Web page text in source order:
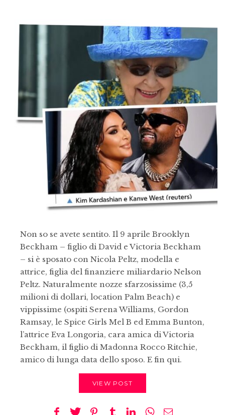
Non so se avete sentito. Il 9 aprile Brooklyn
Beckham – figlio di David e Victoria Beckham
– si è sposato con Nicola Peltz, modella e
attrice, figlia del finanziere miliardario Nelson
Peltz. Naturalmente nozze sfarzosissime (3,5
milioni di dollari, location Palm Beach) e
vippissime (ospiti Serena Williams, Gordon
Ramsay, le Spice Girls Mel B ed Emma Bunton,
l’attrice Eva Longoria, cara amica di Victoria
Beckham, il figlio di Madonna Rocco Ritchie,
amico di lunga data dello sposo. E fin qui.
VIEW POST